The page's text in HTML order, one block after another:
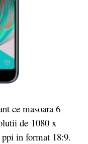
ce masoara 6
de 1080 x
ppi in format 18:9.